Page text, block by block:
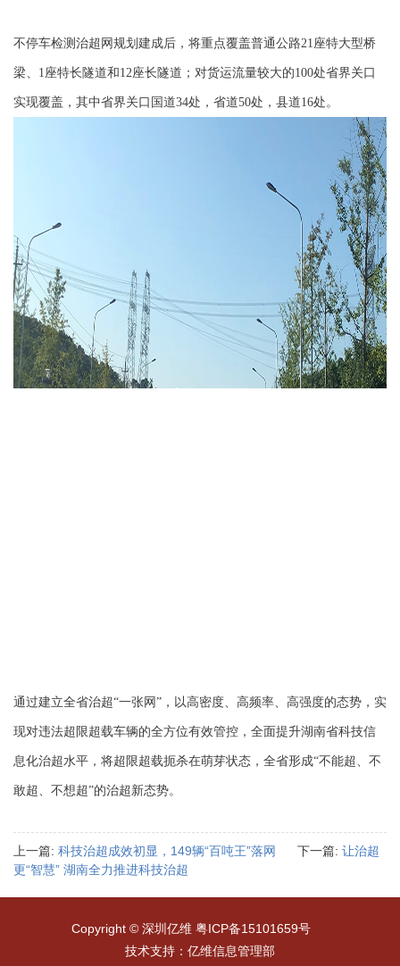
不停车检测治超网规划建成后，将重点覆盖普通公路21座特大型桥
梁、1座特长隧道和12座长隧道；对货运流量较大的100处省界关口
实现覆盖，其中省界关口国道34处，省道50处，县道16处。
通过建立全省治超“一张网”，以高密度、高频率、高强度的态势，实
现对违法超限超载车辆的全方位有效管控，全面提升湖南省科技信
息化治超水平，将超限超载扼杀在萌芽状态，全省形成“不能超、不
敢超、不想超”的治超新态势。
上一篇: 科技治超成效初显，149辆“百吨王”落网 下一篇: 让治超
更“智慧” 湖南全力推进科技治超
Copyright © 深圳亿维 粤ICP备15101659号
技术支持：亿维信息管理部